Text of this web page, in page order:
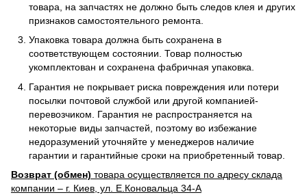
товара, на запчастях не должно быть следов клея и других
признаков самостоятельного ремонта.
Упаковка товара должна быть сохранена в
соответствующем состоянии. Товар полностью
укомплектован и сохранена фабричная упаковка.
Гарантия не покрывает риска повреждения или потери
посылки почтовой службой или другой компанией-
перевозчиком. Гарантия не распространяется на
некоторые виды запчастей, поэтому во избежание
недоразумений уточняйте у менеджеров наличие
гарантии и гарантийные сроки на приобретенный товар.
Возврат (обмен) товара осуществляется по адресу склада
компании – г. Киев, ул. Е.Коновальца 34-А